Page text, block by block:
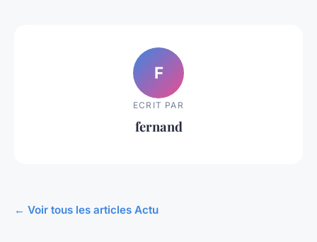
F
ECRIT PAR
fernand
← Voir tous les articles Actu